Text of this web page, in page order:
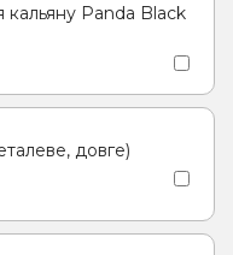
Ківі, Полуниця
Мультифрукт
Ягоди Малина
кальяну Panda Black
довге)